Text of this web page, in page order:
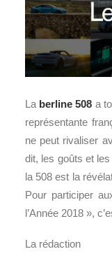
La berline 508 a
représentante
ne peut rivaliser
dit, les goûts et
la 508 est la
Pour participer
l’Année 2018 »,
La rédaction